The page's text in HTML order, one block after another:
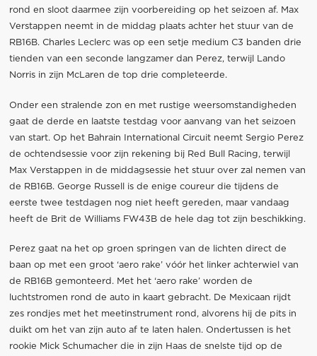
rond en sloot daarmee zijn voorbereiding op het seizoen af. Max
Verstappen neemt in de middag plaats achter het stuur van de
RB16B. Charles Leclerc was op een setje medium C3 banden drie
tienden van een seconde langzamer dan Perez, terwijl Lando
Norris in zijn McLaren de top drie completeerde.
Onder een stralende zon en met rustige weersomstandigheden
gaat de derde en laatste testdag voor aanvang van het seizoen
van start. Op het Bahrain International Circuit neemt Sergio Perez
de ochtendsessie voor zijn rekening bij Red Bull Racing, terwijl
Max Verstappen in de middagsessie het stuur over zal nemen van
de RB16B. George Russell is de enige coureur die tijdens de
eerste twee testdagen nog niet heeft gereden, maar vandaag
heeft de Brit de Williams FW43B de hele dag tot zijn beschikking.
Perez gaat na het op groen springen van de lichten direct de
baan op met een groot ‘aero rake’ vóór het linker achterwiel van
de RB16B gemonteerd. Met het ‘aero rake’ worden de
luchtstromen rond de auto in kaart gebracht. De Mexicaan rijdt
zes rondjes met het meetinstrument rond, alvorens hij de pits in
duikt om het van zijn auto af te laten halen. Ondertussen is het
rookie Mick Schumacher die in zijn Haas de snelste tijd op de